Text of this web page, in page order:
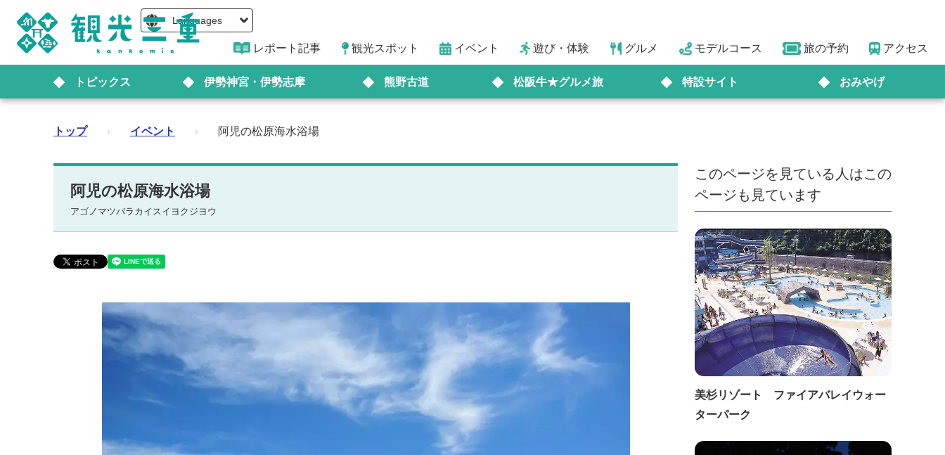
Languages
レポート記事 観光スポット イベント 遊び・体験 グルメ モデルコース 旅の予約 アクセス
トピックス 伊勢神宮・伊勢志摩 熊野古道 松阪牛★グルメ旅 特設サイト おみやげ
トップ › イベント › 阿児の松原海水浴場
阿児の松原海水浴場
アゴノマツバラカイスイヨクジヨウ
このページを見ている人はこの
ページも見ています
美杉リゾート ファイアバレイウォー
ターパーク